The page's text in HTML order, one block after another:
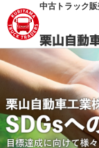
中古トラック